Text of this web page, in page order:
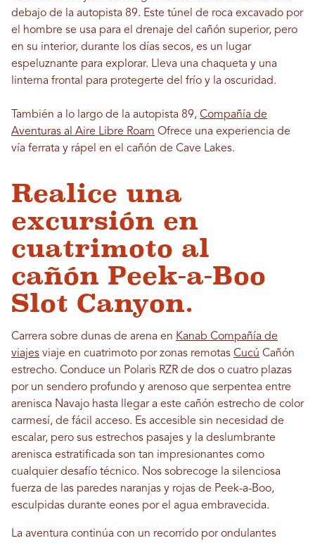
debajo de la autopista 89. Este túnel de roca excavado por
el hombre se usa para el drenaje del cañón superior, pero
en su interior, durante los días secos, es un lugar
espeluznante para explorar. Lleva una chaqueta y una
linterna frontal para protegerte del frío y la oscuridad.
También a lo largo de la autopista 89, Compañía de
Aventuras al Aire Libre Roam Ofrece una experiencia de
vía ferrata y rápel en el cañón de Cave Lakes.
Realice una
excursión en
cuatrimoto al
cañón Peek-a-Boo
Slot Canyon.
Carrera sobre dunas de arena en Kanab Compañía de
viajes viaje en cuatrimoto por zonas remotas Cucú Cañón
estrecho. Conduce un Polaris RZR de dos o cuatro plazas
por un sendero profundo y arenoso que serpentea entre
arenisca Navajo hasta llegar a este cañón estrecho de color
carmesí, de fácil acceso. Es accesible sin necesidad de
escalar, pero sus estrechos pasajes y la deslumbrante
arenisca estratificada son tan impresionantes como
cualquier desafío técnico. Nos sobrecoge la silenciosa
fuerza de las paredes naranjas y rojas de Peek-a-Boo,
esculpidas durante eones por el agua embravecida.
La aventura continúa con un recorrido por ondulantes